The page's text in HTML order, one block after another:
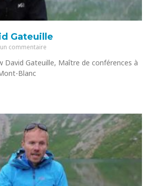
Gateuille
commentaire
David Gateuille, Maître de conférences à
Blanc